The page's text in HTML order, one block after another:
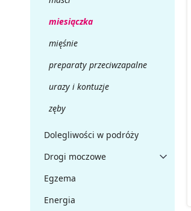
miesiączka
mięśnie
preparaty przeciwzapalne
urazy i kontuzje
zęby
Dolegliwości w podróży
Drogi moczowe
Egzema
Energia